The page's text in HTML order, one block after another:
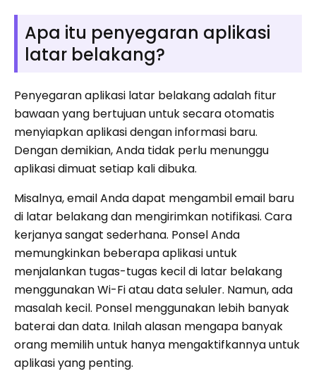
Apa itu penyegaran aplikasi
latar belakang?
Penyegaran aplikasi latar belakang adalah fitur
bawaan yang bertujuan untuk secara otomatis
menyiapkan aplikasi dengan informasi baru.
Dengan demikian, Anda tidak perlu menunggu
aplikasi dimuat setiap kali dibuka.
Misalnya, email Anda dapat mengambil email baru
di latar belakang dan mengirimkan notifikasi. Cara
kerjanya sangat sederhana. Ponsel Anda
memungkinkan beberapa aplikasi untuk
menjalankan tugas-tugas kecil di latar belakang
menggunakan Wi-Fi atau data seluler. Namun, ada
masalah kecil. Ponsel menggunakan lebih banyak
baterai dan data. Inilah alasan mengapa banyak
orang memilih untuk hanya mengaktifkannya untuk
aplikasi yang penting.